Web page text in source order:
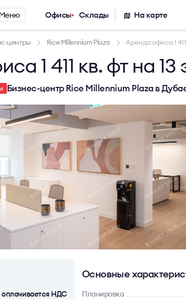
Офисы Склады На карте
центры Rice Millennium Plaza Аренда офиса 1
1 411 кв. фт на 13
Бизнес-центр Rice Millennium Plaza в
НДС
Основные
Планировка
Аренда офиса
Аренда сервисного офиса
Аренда склада